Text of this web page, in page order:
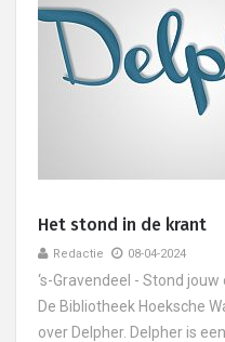
Het stond in de krant
Redactie 08-04-2024
‘s-Gravendeel - Stond
De Bibliotheek Hoeksche
over Delpher. Delpher is